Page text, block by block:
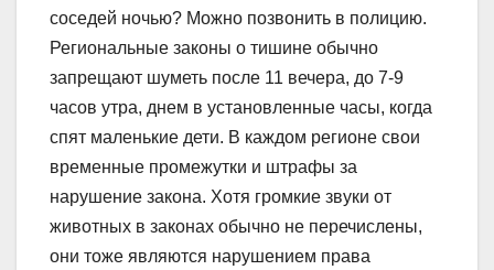
соседей ночью? Можно позвонить в полицию.
Региональные законы о тишине обычно
запрещают шуметь после 11 вечера, до 7-9
часов утра, днем в установленные часы, когда
спят маленькие дети. В каждом регионе свои
временные промежутки и штрафы за
нарушение закона. Хотя громкие звуки от
животных в законах обычно не перечислены,
они тоже являются нарушением права